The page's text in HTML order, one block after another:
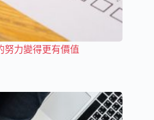
努力變得更有價值